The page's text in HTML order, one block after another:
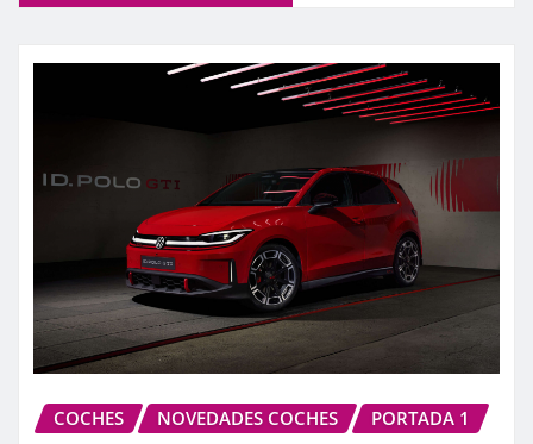
COCHES NOVEDADES COCHES PORTADA 1